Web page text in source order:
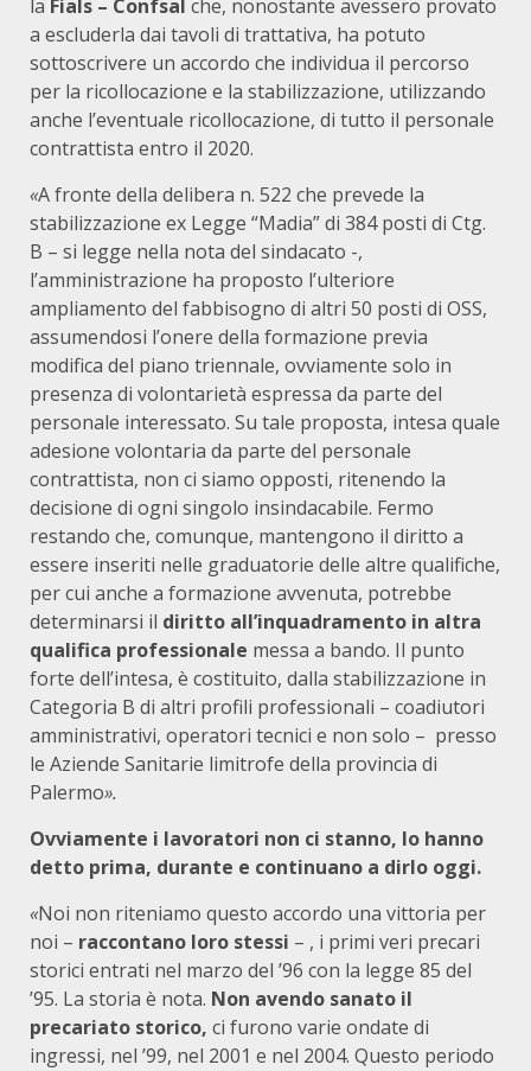
la Fials – Confsal che, nonostante avessero provato
a escluderla dai tavoli di trattativa, ha potuto
sottoscrivere un accordo che individua il percorso
per la ricollocazione e la stabilizzazione, utilizzando
anche l’eventuale ricollocazione, di tutto il personale
contrattista entro il 2020.
«A fronte della delibera n. 522 che prevede la
stabilizzazione ex Legge “Madia” di 384 posti di Ctg.
B – si legge nella nota del sindacato -,
l’amministrazione ha proposto l’ulteriore
ampliamento del fabbisogno di altri 50 posti di OSS,
assumendosi l’onere della formazione previa
modifica del piano triennale, ovviamente solo in
presenza di volontarietà espressa da parte del
personale interessato. Su tale proposta, intesa quale
adesione volontaria da parte del personale
contrattista, non ci siamo opposti, ritenendo la
decisione di ogni singolo insindacabile. Fermo
restando che, comunque, mantengono il diritto a
essere inseriti nelle graduatorie delle altre qualifiche,
per cui anche a formazione avvenuta, potrebbe
determinarsi il diritto all’inquadramento in altra
qualifica professionale messa a bando. Il punto
forte dell’intesa, è costituito, dalla stabilizzazione in
Categoria B di altri profili professionali – coadiutori
amministrativi, operatori tecnici e non solo – presso
le Aziende Sanitarie limitrofe della provincia di
Palermo».
Ovviamente i lavoratori non ci stanno, lo hanno
detto prima, durante e continuano a dirlo oggi.
«Noi non riteniamo questo accordo una vittoria per
noi – raccontano loro stessi – , i primi veri precari
storici entrati nel marzo del ’96 con la legge 85 del
’95. La storia è nota. Non avendo sanato il
precariato storico, ci furono varie ondate di
ingressi, nel ’99, nel 2001 e nel 2004. Questo periodo